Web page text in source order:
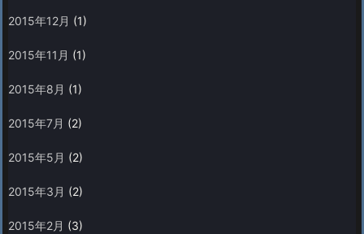
2015年12月 (1)
2015年11月 (1)
2015年8月 (1)
2015年7月 (2)
2015年5月 (2)
2015年3月 (2)
2015年2月 (3)